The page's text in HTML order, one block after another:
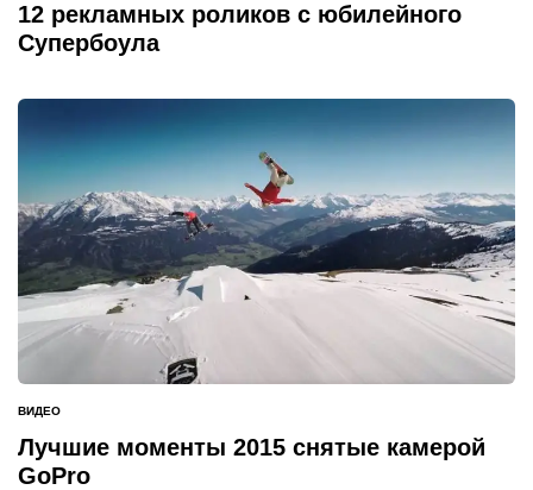
В
12 рекламных роликов с юбилейного
Супербоула
ОПУБЛИКОВАНО
В
ВИДЕО
Лучшие моменты 2015 снятые камерой
GoPro